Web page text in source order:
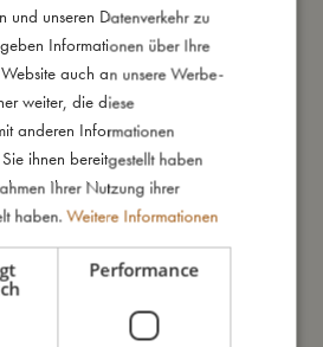
oder Spuren aufweisen, die
entstehen.
und PC mit Polyesterfutter
für die meisten
cm
und elastischen
ENGLISH
GERMAN
und unseren Datenverkehr zu
Informationen über Ihre
auch an unsere Werbe-
weiter, die diese
anderen Informationen
ihnen bereitgestellt haben
Ihrer Nutzung ihrer
haben. Weitere Informationen
Performance